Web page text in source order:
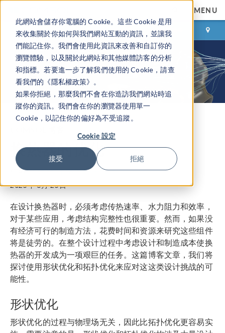
此網站會儲存你電腦的 Cookie。這些 Cookie 是用
來收集關於你如何與我們網站互動的資訊，並讓我
們能記住你。我們會使用此資訊來改善和自訂你的
瀏覽體驗，以及關於此網站和其他媒體訪客的分析
和指標。若要進一步了解我們使用的 Cookie，請查
看我們的《隱私權政策》。
如果你拒絕，那麼我們不會在你造訪我們網站時追
蹤你的資訊。我們會在你的瀏覽器使用單一
Cookie，以記住你的偏好為不受追蹤。
Cookie 設定
接受 拒絕
MENU
登录 咨询与购买
换热器的优化
作者Kristian Ejlebjærg Jensen
2025年 6月 25日
在设计换热器时，必须考虑传热速率、水力阻力和效率，
对于某些应用，考虑结构完整性也很重要。然而，如果没
有经济可行的制造方法，花费时间和资源来研究这些组件
将是徒劳的。在整个设计过程中考虑设计和制造成本使换
热器的开发成为一项艰巨的任务。这篇博客文章，我们将
探讨使用形状优化和拓扑优化来应对这这类设计挑战的可
能性。
形状优化
形状优化的过程与物理场无关，因此比拓扑优化更容易实